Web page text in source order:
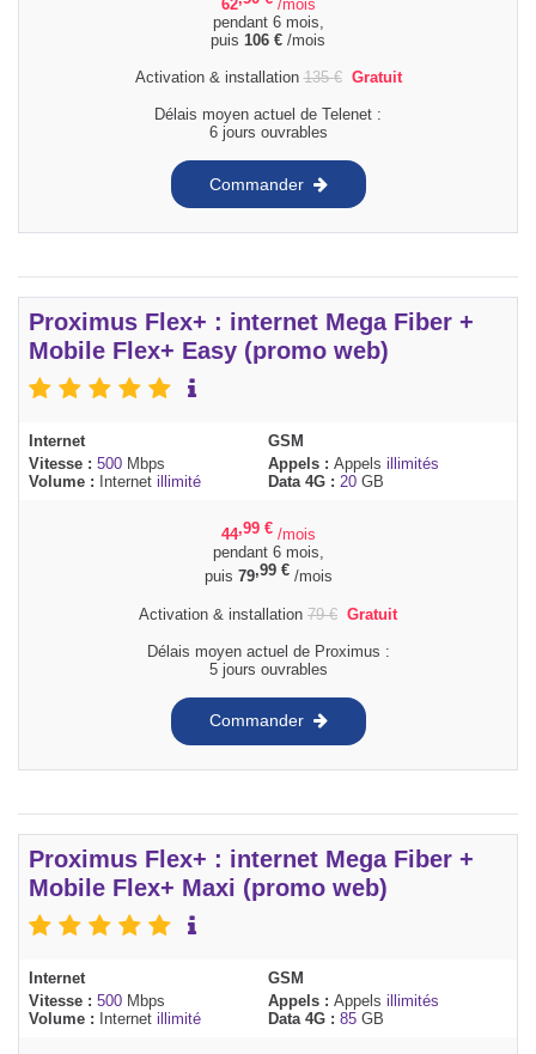
62
/mois
pendant 6 mois,
puis 106 € /mois
Activation & installation135€ Gratuit
Délais moyen actuel de Telenet :
6 jours ouvrables
Commander
Proximus Flex+ : internet Mega Fiber +
Mobile Flex+ Easy (promo web)
Internet
Vitesse : 500 Mbps
Volume :
Internet illimité
GSM
Appels : Appels illimités
Data 4G : 20 GB
44,99 € /mois
pendant 6 mois,
puis 79,99 €/mois
Activation & installation 79€ Gratuit
Délais moyen actuel de Proximus :
5 jours ouvrables
Commander
Proximus Flex+ : internet Mega Fiber +
Mobile Flex+ Maxi (promo web)
Internet
Vitesse : 500 Mbps
Volume : Internet illimité
GSM
Appels : Appels illimités
Data 4G : 85 GB